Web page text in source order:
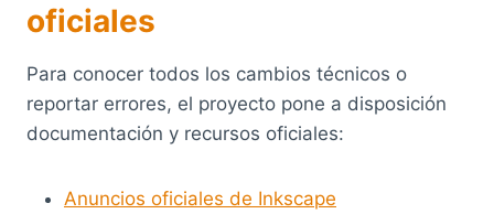
oficiales
Para conocer todos los cambios técnicos o
reportar errores, el proyecto pone a disposición
documentación y recursos oficiales:
Anuncios oficiales de Inkscape